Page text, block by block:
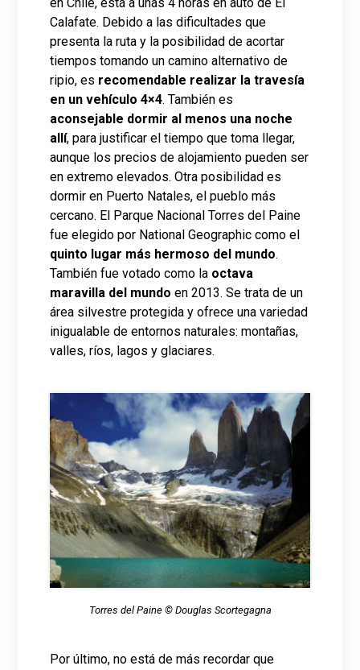
Calafate. Debido a las dificultades que
presenta la ruta y la posibilidad de acortar
tiempos tomando un camino alternativo de
ripio, es recomendable realizar la travesía
en un vehículo 4×4. También es
aconsejable dormir al menos una noche
allí, para justificar el tiempo que toma llegar,
aunque los precios de alojamiento pueden ser
en extremo elevados. Otra posibilidad es
dormir en Puerto Natales, el pueblo más
cercano. El Parque Nacional Torres del Paine
fue elegido por National Geographic como el
quinto lugar más hermoso del mundo.
También fue votado como la octava
maravilla del mundo en 2013. Se trata de un
área silvestre protegida y ofrece una variedad
inigualable de entornos naturales: montañas,
valles, ríos, lagos y glaciares.
Torres del Paine © Douglas Scortegagna
Por último, no está de más recordar que